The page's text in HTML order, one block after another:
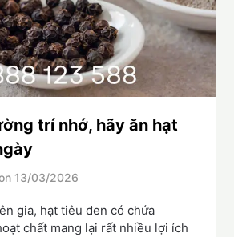
trí nhớ, hãy ăn hạt
13/03/2026
gia, hạt tiêu đen có chứa
chất mang lại rất nhiều lợi ích